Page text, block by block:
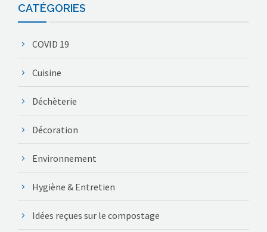
CATÉGORIES
COVID 19
Cuisine
Déchèterie
Décoration
Environnement
Hygiène & Entretien
Idées reçues sur le compostage